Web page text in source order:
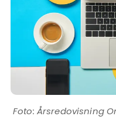
Årsredovisning